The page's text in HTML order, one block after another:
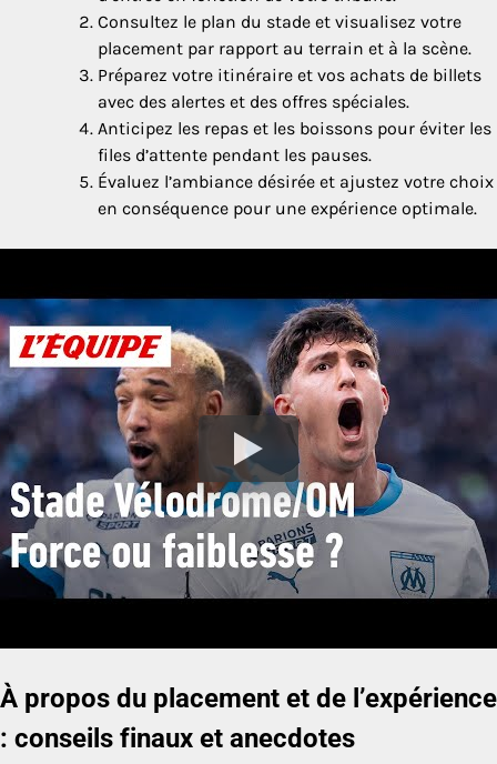
Consultez le plan du stade et visualisez votre
placement par rapport au terrain et à la scène.
Préparez votre itinéraire et vos achats de billets
avec des alertes et des offres spéciales.
Anticipez les repas et les boissons pour éviter les
files d’attente pendant les pauses.
Évaluez l’ambiance désirée et ajustez votre choix
en conséquence pour une expérience optimale.
À propos du placement et de l’expérience
: conseils finaux et anecdotes